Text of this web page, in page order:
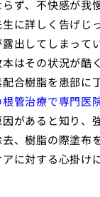
ず、不快感が我
に詳しく告げじ
出してしまって
はその状況が酷
合樹脂を患部に
管治療で専門医
があると知り、
、樹脂の際塗布
に対する心掛け